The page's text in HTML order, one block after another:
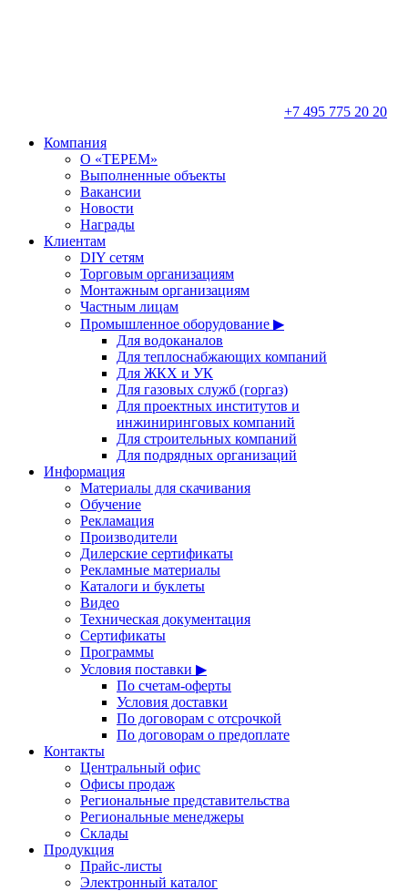
+7 495 775 20 20
Компания
О «ТЕРЕМ»
Выполненные объекты
Вакансии
Новости
Награды
Клиентам
DIY сетям
Торговым организациям
Монтажным организациям
Частным лицам
Промышленное оборудование ▶
Для водоканалов
Для теплоснабжающих компаний
Для ЖКХ и УК
Для газовых служб (горгаз)
Для проектных институтов и
инжиниринговых компаний
Для строительных компаний
Для подрядных организаций
Информация
Материалы для скачивания
Обучение
Рекламация
Производители
Дилерские сертификаты
Рекламные материалы
Каталоги и буклеты
Видео
Техническая документация
Сертификаты
Программы
Условия поставки ▶
По счетам-оферты
Условия доставки
По договорам с отсрочкой
По договорам о предоплате
Контакты
Центральный офис
Офисы продаж
Региональные представительства
Региональные менеджеры
Склады
Продукция
Прайс-листы
Электронный каталог